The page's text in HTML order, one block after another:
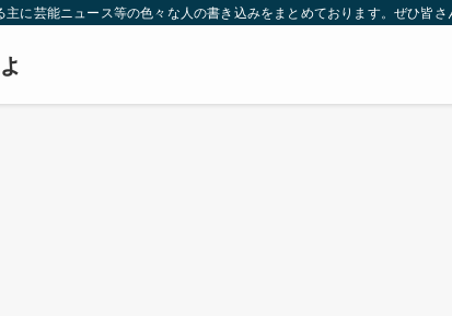
に芸能ニュース等の色々な人の書き込みをまとめております。ぜひ皆さ